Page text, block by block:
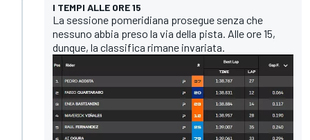
I TEMPI ALLE ORE 15
La sessione pomeridiana prosegue senza che
nessuno abbia preso la via della pista. Alle ore 15,
dunque, la classifica rimane invariata.